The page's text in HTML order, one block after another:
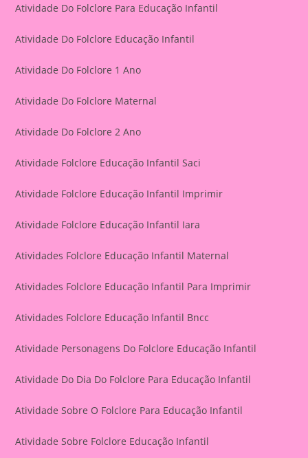
Atividade Do Folclore Para Educação Infantil
Atividade Do Folclore Educação Infantil
Atividade Do Folclore 1 Ano
Atividade Do Folclore Maternal
Atividade Do Folclore 2 Ano
Atividade Folclore Educação Infantil Saci
Atividade Folclore Educação Infantil Imprimir
Atividade Folclore Educação Infantil Iara
Atividades Folclore Educação Infantil Maternal
Atividades Folclore Educação Infantil Para Imprimir
Atividades Folclore Educação Infantil Bncc
Atividade Personagens Do Folclore Educação Infantil
Atividade Do Dia Do Folclore Para Educação Infantil
Atividade Sobre O Folclore Para Educação Infantil
Atividade Sobre Folclore Educação Infantil